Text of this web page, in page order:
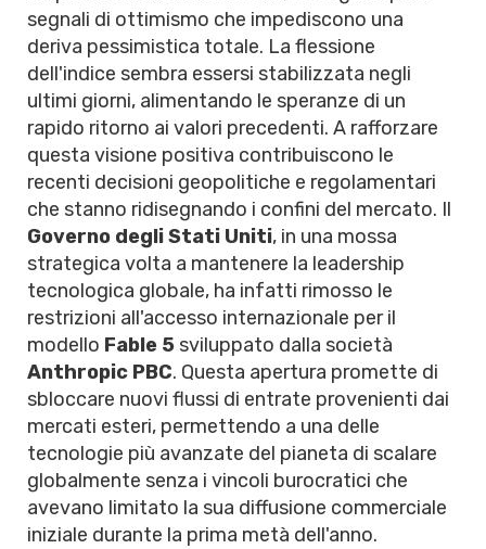
segnali di ottimismo che impediscono una
deriva pessimistica totale. La flessione
dell'indice sembra essersi stabilizzata negli
ultimi giorni, alimentando le speranze di un
rapido ritorno ai valori precedenti. A rafforzare
questa visione positiva contribuiscono le
recenti decisioni geopolitiche e regolamentari
che stanno ridisegnando i confini del mercato. Il
Governo degli Stati Uniti, in una mossa
strategica volta a mantenere la leadership
tecnologica globale, ha infatti rimosso le
restrizioni all'accesso internazionale per il
modello Fable 5 sviluppato dalla società
Anthropic PBC. Questa apertura promette di
sbloccare nuovi flussi di entrate provenienti dai
mercati esteri, permettendo a una delle
tecnologie più avanzate del pianeta di scalare
globalmente senza i vincoli burocratici che
avevano limitato la sua diffusione commerciale
iniziale durante la prima metà dell'anno.